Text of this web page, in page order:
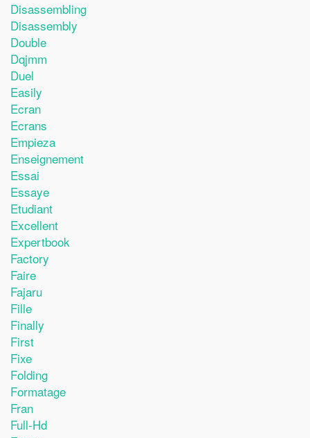
Disassembling
Disassembly
Double
Dqjmm
Duel
Easily
Ecran
Ecrans
Empieza
Enseignement
Essai
Essaye
Etudiant
Excellent
Expertbook
Factory
Faire
Fajaru
Fille
Finally
First
Fixe
Folding
Formatage
Fran
Full-Hd